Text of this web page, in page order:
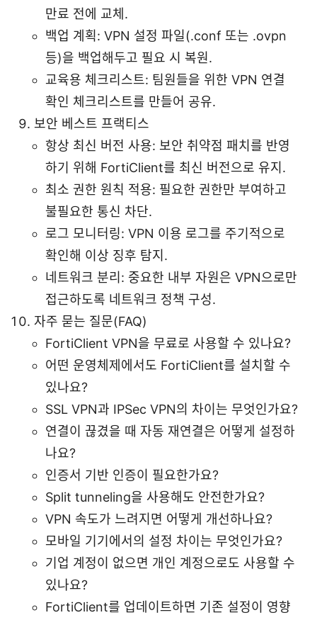
만료 전에 교체.
백업 계획: VPN 설정 파일(.conf 또는 .ovpn
등)을 백업해두고 필요 시 복원.
교육용 체크리스트: 팀원들을 위한 VPN 연결
확인 체크리스트를 만들어 공유.
보안 베스트 프랙티스
항상 최신 버전 사용: 보안 취약점 패치를 반영
하기 위해 FortiClient를 최신 버전으로 유지.
최소 권한 원칙 적용: 필요한 권한만 부여하고
불필요한 통신 차단.
로그 모니터링: VPN 이용 로그를 주기적으로
확인해 이상 징후 탐지.
네트워크 분리: 중요한 내부 자원은 VPN으로만
접근하도록 네트워크 정책 구성.
자주 묻는 질문(FAQ)
FortiClient VPN을 무료로 사용할 수 있나요?
어떤 운영체제에서도 FortiClient를 설치할 수
있나요?
SSL VPN과 IPSec VPN의 차이는 무엇인가요?
연결이 끊겼을 때 자동 재연결은 어떻게 설정하
나요?
인증서 기반 인증이 필요한가요?
Split tunneling을 사용해도 안전한가요?
VPN 속도가 느려지면 어떻게 개선하나요?
모바일 기기에서의 설정 차이는 무엇인가요?
기업 계정이 없으면 개인 계정으로도 사용할 수
있나요?
FortiClient를 업데이트하면 기존 설정이 영향